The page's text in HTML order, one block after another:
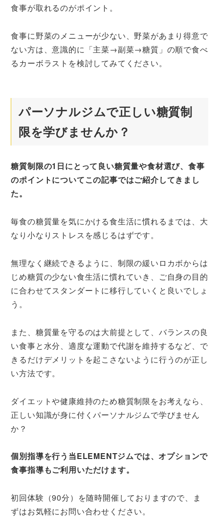
食事が取れるのがポイント。
食事に野菜のメニューが少ない、野菜があまり得意で
ない方は、意識的に「主菜→副菜→糖質」の順で食べ
るカーボラストを検討してみてください。
パーソナルジムで正しい糖質制
限を学びませんか？
糖質制限の1日にとって良い糖質量や食材選び、食事
のポイントについてこの記事ではご紹介してきまし
た。
毎食の糖質量を気にかける食生活に慣れるまでは、大
なり小なりストレスを感じるはずです。
無理なく継続できるように、制限の緩いロカボからは
じめ糖質の少ない食生活に慣れていき、ご自身の目的
に合わせてスタンダートに移行していくと良いでしょ
う。
また、糖質量を守るのは大前提として、バランスの良
い食事と水分、適度な運動で代謝を維持するなど、で
きるだけデメリットを起こさないように行うのが正し
い方法です。
ダイエットや健康維持のため糖質制限をお考えなら、
正しい知識が身に付くパーソナルジムで学びません
か？
個別指導を行う当ELEMENTジムでは、オプションで
食事指導もご利用いただけます。
初回体験（90分）を随時開催しておりますので、ま
ずはお気軽にお問い合わせください。